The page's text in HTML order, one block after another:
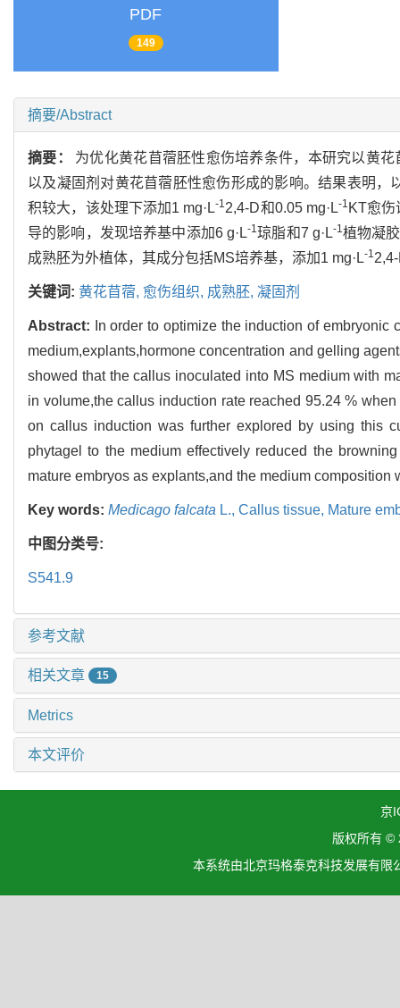
PDF
149
摘要/Abstract
摘要： 为优化黄花苜蓿胚性愈伤培养条件，本研究以黄花
以及凝固剂对黄花苜蓿胚性愈伤形成的影响。结果表明
积较大，该处理下添加1 mg·L-1 2,4-D和0.05 mg·L-1 KT愈
导的影响，发现培养基中添加6 g·L-1琼脂和7 g·L-1 植物凝
成熟胚为外植体，其成分包括MS培养基，添加1 mg·L-1
关键词: 黄花苜蓿, 愈伤组织, 成熟胚, 凝固剂
Abstract:
In order to optimize the induction of embryonic
medium,explants,hormone concentration and gelling
showed that the callus inoculated into MS medium with
in volume,the callus induction rate reached 95.24 % when
on callus induction was further explored by using this
phytagel to the medium effectively reduced the
mature embryos as explants,and the medium composition
Key words: Medicago falcata L., Callus tissue, Mature
中图分类号:
S541.9
参考文献
相关文章 15
Metrics
本文评价
京
版权所有 ©
本系统由北京玛格泰克科技发展有